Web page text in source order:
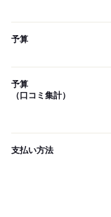
予算
予算
（口コミ集計）
支払い方法